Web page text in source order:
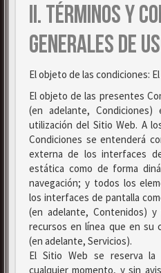
II. TÉRMINOS Y
GENERALES DE
El objeto de las condiciones:
El objeto de las presentes
(en adelante,
utilización del Sitio Web. A
Condiciones se entenderá
externa de los interfaces
estática como de forma
navegación; y todos los
los interfaces de pantalla
(en adelante, Contenidos)
recursos en línea que en su
(en adelante, Servicios).
El Sitio Web se reserva
cualquier momento, y sin